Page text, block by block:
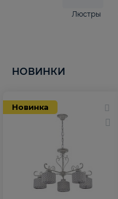
Люстры
НОВИНКИ
Новинка